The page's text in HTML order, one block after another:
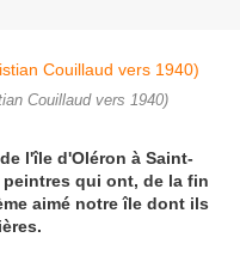
Couillaud vers 1940)
l'île d'Oléron à Saint-
peintres qui ont, de la fin
aimé notre île dont ils